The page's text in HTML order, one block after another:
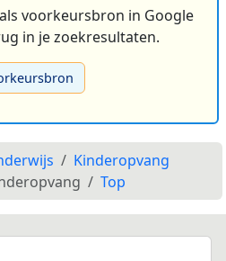
voorkeursbron in Google
in je zoekresultaten.
Kinderopvang
Top